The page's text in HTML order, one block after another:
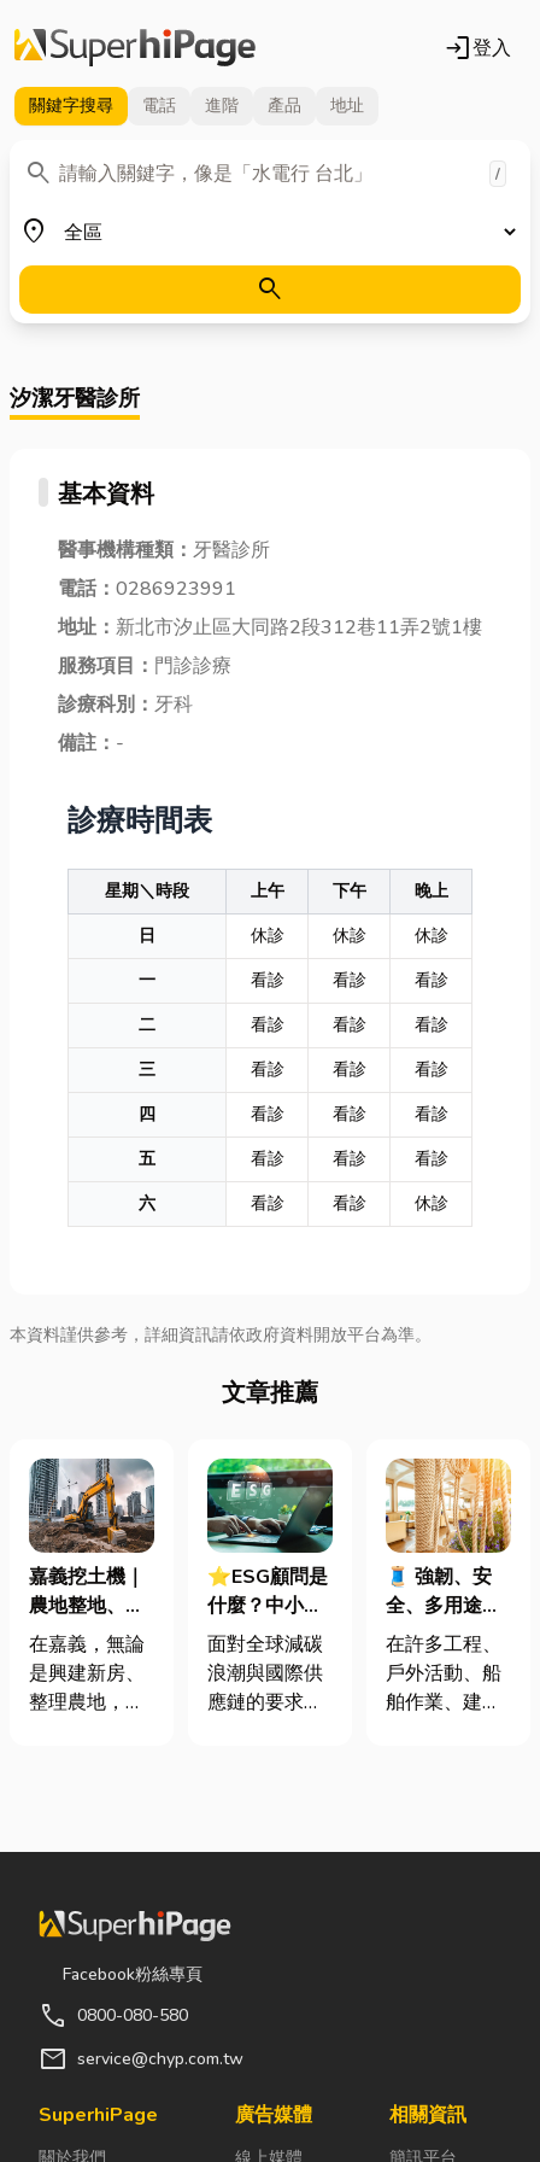
login登入
關鍵字搜尋 電話 進階 產品 地址
search
關鍵字 /
place
地區
search
汐潔牙醫診所
基本資料
醫事機構種類： 牙醫診所
電話： 0286923991
地址： 新北市汐止區大同路2段312巷11弄2號1樓
服務項目： 門診診療
診療科別： 牙科
備註： -
診療時間表
星期＼時段 上午 下午
晚上
日
休診 休診
休診
一
看診 看診
看診
二
看診 看診
看診
三
看診 看診
看診
四
看診 看診
看診
五
看診 看診
看診
六
看診 看診 休診
本資料謹供參考，詳細資訊請依政府資料開放平台為準。
文章推薦
嘉義挖土機｜
農地整地、基
地開挖、土方
清運
在嘉義，無論
是興建新房、
整理農地，還
的嘉義挖土
速完成開挖、
整地與回填工
作，更能大幅
間，提高工程
效率。對許多
言，從農田整
⭐ESG顧問是
什麼？中小企
業挑選四大永
續顧問服務的
實用指南
面對全球減碳
浪潮與國際供
應鏈的要求，
要求提供「碳
書」。這讓不
什麼？我們公
真的需要找
🧵 強韌、安
全、多用途！
從繩索到安全
網的全方位防
護應用指南
在許多工程、
戶外活動、船
舶作業、建築
網」其實都是
關係到安全、
Facebook粉絲專頁
call 0800-080-580
mail service@chyp.com.tw
SuperhiPage
關於我們
廣告媒體
線上媒體
相關資訊
簡訊平台